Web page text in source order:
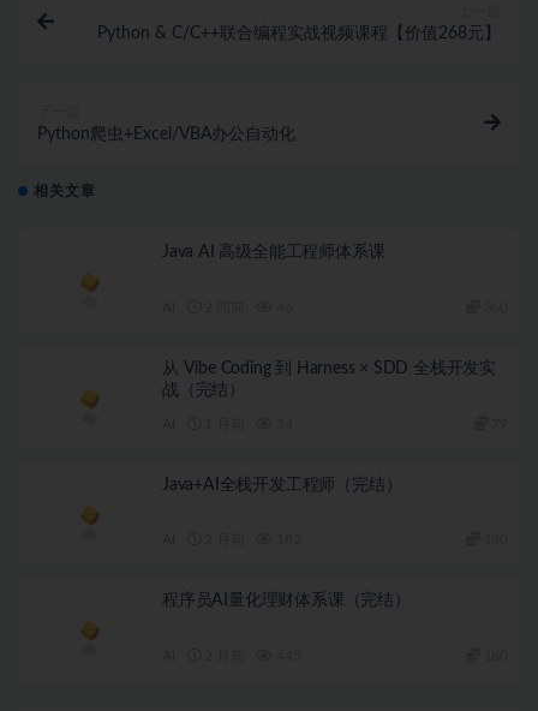
Python & C/C++联合编程实战视频课程【价值268元】
Python爬虫+Excel/VBA办公自动化
相关文章
Java AI 高级全能工程师体系课
从 Vibe Coding 到 Harness × SDD 全栈开发实
战（完结）
Java+AI全栈开发工程师（完结）
程序员AI量化理财体系课（完结）